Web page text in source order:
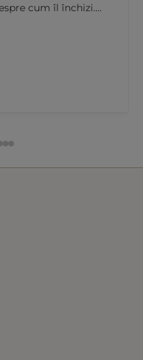
cum îl închizi....